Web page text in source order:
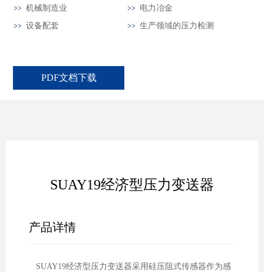
机械制造业
电力冶金
设备配套
生产领域的压力检测
PDF文档下载
SUAY19经济型压力变送器
产品详情
SUAY19经济型压力变送器采用硅压阻式传感器作为感